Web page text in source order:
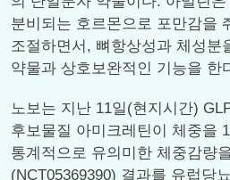
분비되는 호르몬으로 포만감을
조절하면서, 뼈항상성과 체성분
약물과 상호보완적인 기능을 한
노보는 지난 11일(현지시간)
후보물질 아미크레틴이 체중을
통계적으로 유의미한 체중감량
(NCT05369390) 결과를 유럽당